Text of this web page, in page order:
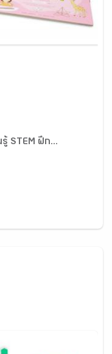
STEM ฝึก...